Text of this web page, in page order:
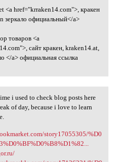
<a href=
<a href="krraken14.com">, кракен
зеркало официальный</a>
товаров <a
сайт кракен, kraken14.at,
</a> официальная ссылка
i used to
i used to check blog posts here
of day, because i love to learn
story17055305/%D0